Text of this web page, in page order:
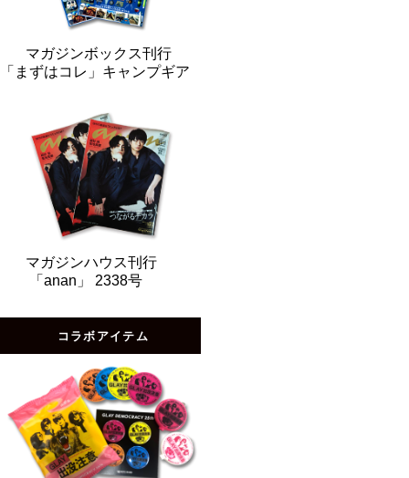
マガジンボックス刊行
「まずはコレ」キャンプギア
マガジンハウス刊行
「anan」 2338号
コラボアイテム